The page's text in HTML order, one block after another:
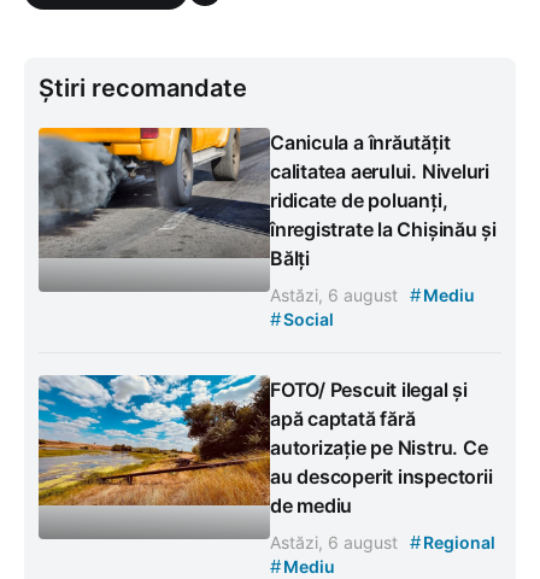
Știri recomandate
Canicula a înrăutățit
calitatea aerului. Niveluri
ridicate de poluanți,
înregistrate la Chișinău și
Bălți
Astăzi, 6 august #Mediu
#Social
FOTO/ Pescuit ilegal și
apă captată fără
autorizație pe Nistru. Ce
au descoperit inspectorii
de mediu
Astăzi, 6 august #Regional
#Mediu